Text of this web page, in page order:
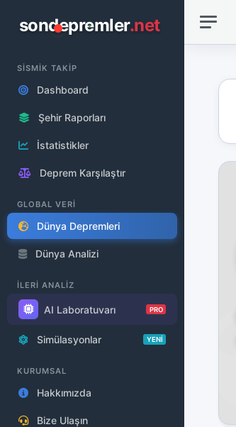
sondepremler.net
SİSMİK TAKİP
Dashboard
Şehir Raporları
İstatistikler
Deprem Karşılaştır
GLOBAL VERİ
Dünya Depremleri
Dünya Analizi
İLERİ ANALİZ
AI Laboratuvarı PRO
Simülasyonlar YENİ
KURUMSAL
Hakkımızda
Bize Ulaşın